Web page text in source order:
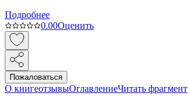
Подробнее
0.00Оценить
Пожаловаться
О книгеотзывыОглавлениеЧитать фрагмент